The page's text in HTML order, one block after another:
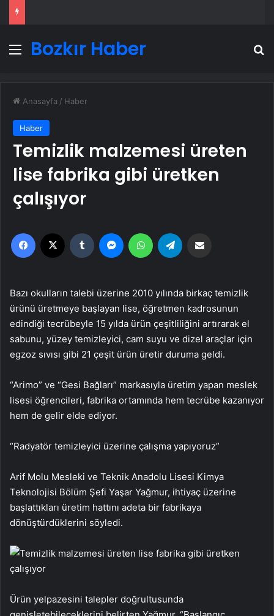
Menü
Bozkır Haber
Anasayfa / Haber
Haber
Temizlik malzemesi üreten
lise fabrika gibi üretken
çalışıyor
Facebook Tumblr MessengerWhatsApp
Bazı okulların talebi üzerine 2010 yılında birkaç temizlik
ürünü üretmeye başlayan lise, öğretmen kadrosunun
edindiği tecrübeyle 15 yılda ürün çeşitliliğini artırarak el
sabunu, yüzey temizleyici, cam suyu ve dizel araçlar için
egzoz sıvısı gibi 21 çeşit ürün üretir duruma geldi.
“Arimo” ve “Gesi Bağları” markasıyla üretim yapan meslek
lisesi öğrencileri, fabrika ortamında hem tecrübe kazanıyor
hem de gelir elde ediyor.
“Radyatör temizleyici üzerine çalışma yapıyoruz”
Arif Molu Mesleki ve Teknik Anadolu Lisesi Kimya
Teknolojisi Bölüm Şefi Yaşar Yağmur, ihtiyaç üzerine
başlattıkları üretim hattını adeta bir fabrikaya
dönüştürdüklerini söyledi.
Ürün yelpazesini talepler doğrultusunda